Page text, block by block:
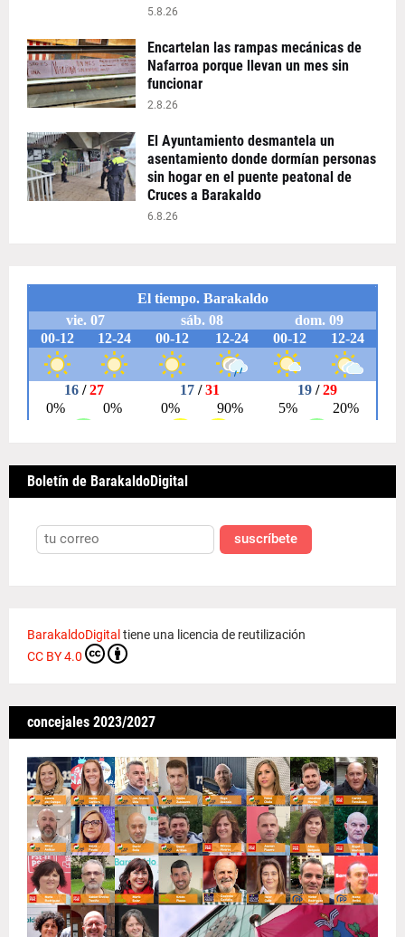
5.8.26
Encartelan las rampas mecánicas de
Nafarroa porque llevan un mes sin
funcionar
2.8.26
El Ayuntamiento desmantela un
asentamiento donde dormían personas
sin hogar en el puente peatonal de
Cruces a Barakaldo
6.8.26
Boletín de BarakaldoDigital
suscríbete
BarakaldoDigitaltiene una licencia de reutilización
CC BY 4.0
concejales 2023/2027